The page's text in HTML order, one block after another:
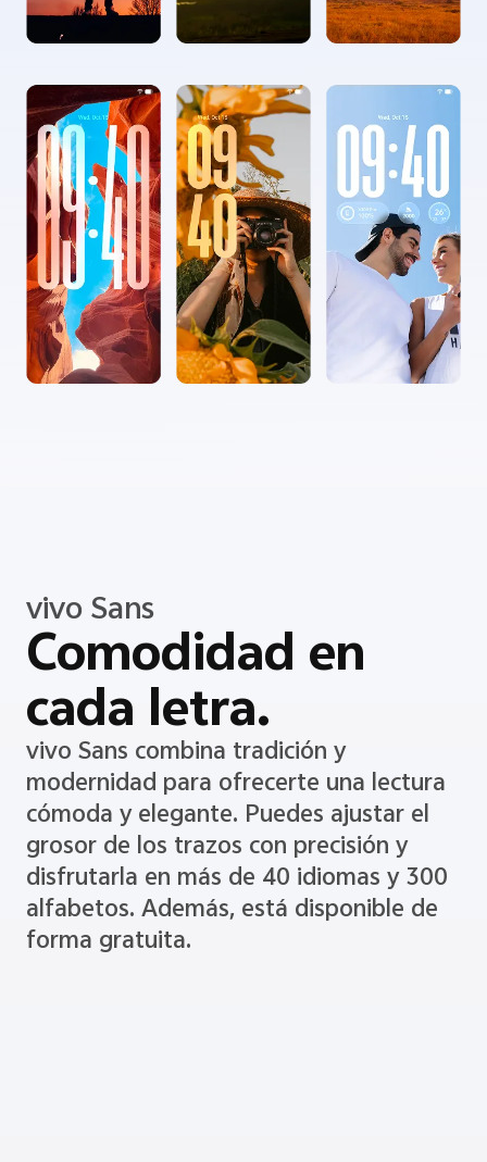
vivo Sans
Comodidad en
cada letra.
vivo Sans combina tradición y
modernidad para ofrecerte una lectura
cómoda y elegante. Puedes ajustar el
grosor de los trazos con precisión y
disfrutarla en más de 40 idiomas y 300
alfabetos. Además, está disponible de
forma gratuita.